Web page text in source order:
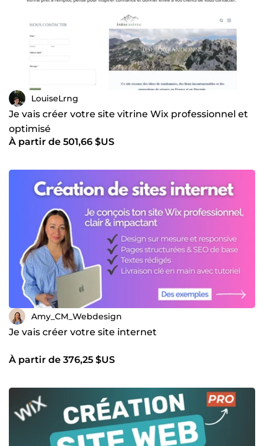
LouiseLrng
Je vais créer votre site vitrine Wix professionnel et
optimisé
À partir de 501,66 $US
Amy_CM_Webdesign
Je vais créer votre site internet
À partir de 376,25 $US